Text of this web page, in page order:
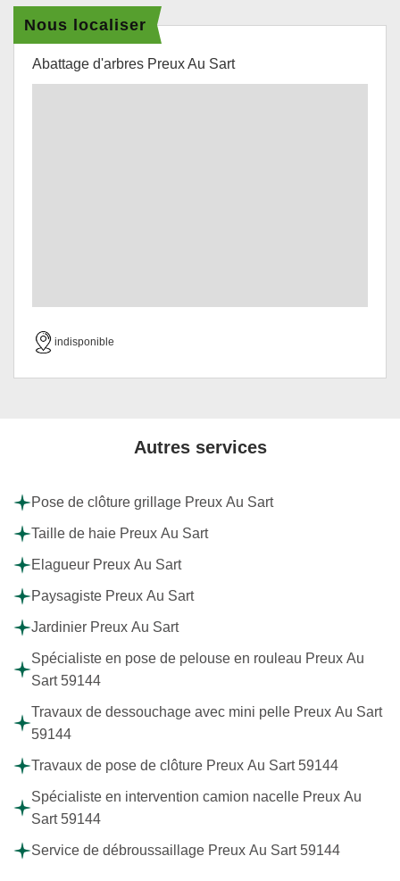
Nous localiser
Abattage d'arbres Preux Au Sart
indisponible
Autres services
Pose de clôture grillage Preux Au Sart
Taille de haie Preux Au Sart
Elagueur Preux Au Sart
Paysagiste Preux Au Sart
Jardinier Preux Au Sart
Spécialiste en pose de pelouse en rouleau Preux Au
Sart 59144
Travaux de dessouchage avec mini pelle Preux Au Sart
59144
Travaux de pose de clôture Preux Au Sart 59144
Spécialiste en intervention camion nacelle Preux Au
Sart 59144
Service de débroussaillage Preux Au Sart 59144